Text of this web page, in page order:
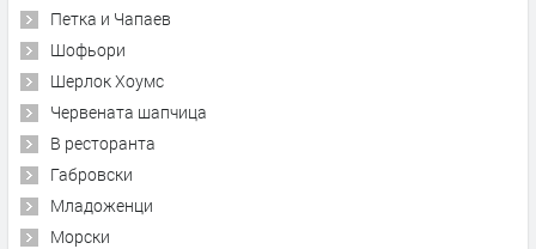
Петка и Чапаев
Шофьори
Шерлок Хоумс
Червената шапчица
В ресторанта
Габровски
Младоженци
Морски